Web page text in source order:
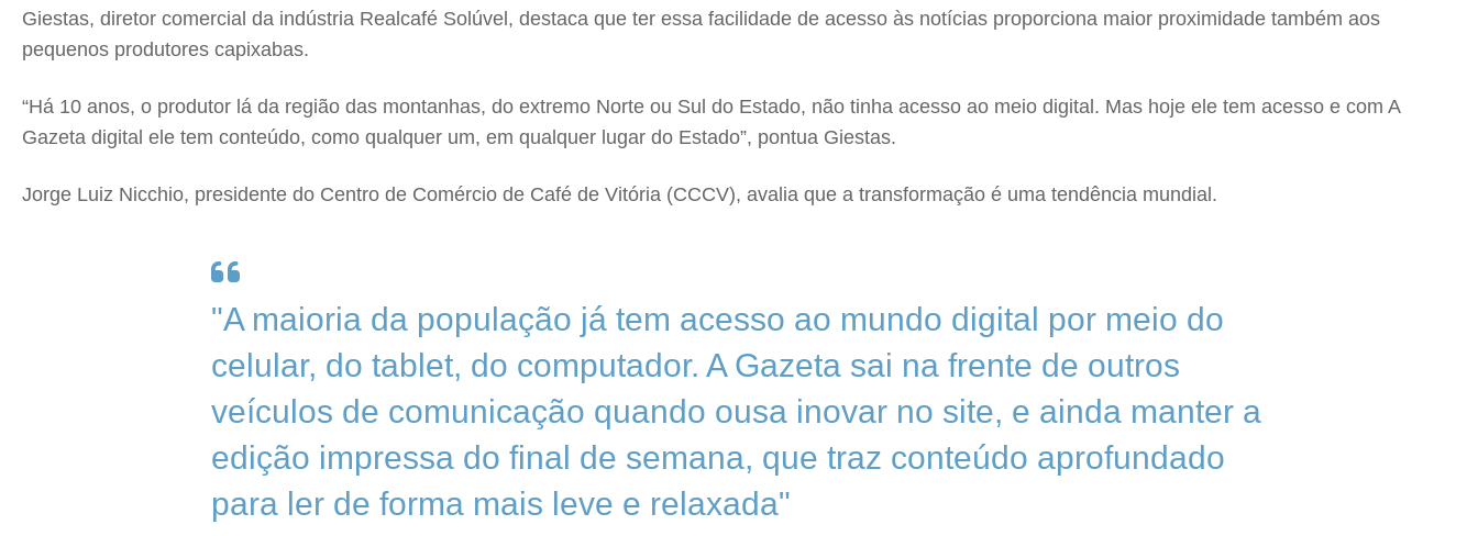
Giestas, diretor comercial da indústria Realcafé Solúvel, destaca que ter essa facilidade de acesso às notícias proporciona maior proximidade também aos
pequenos produtores capixabas.
“Há 10 anos, o produtor lá da região das montanhas, do extremo Norte ou Sul do Estado, não tinha acesso ao meio digital. Mas hoje ele tem acesso e com A
Gazeta digital ele tem conteúdo, como qualquer um, em qualquer lugar do Estado”, pontua Giestas.
Jorge Luiz Nicchio, presidente do Centro de Comércio de Café de Vitória (CCCV), avalia que a transformação é uma tendência mundial.
"A maioria da população já tem acesso ao mundo digital por meio do
celular, do tablet, do computador. A Gazeta sai na frente de outros
veículos de comunicação quando ousa inovar no site, e ainda manter a
edição impressa do final de semana, que traz conteúdo aprofundado
para ler de forma mais leve e relaxada"